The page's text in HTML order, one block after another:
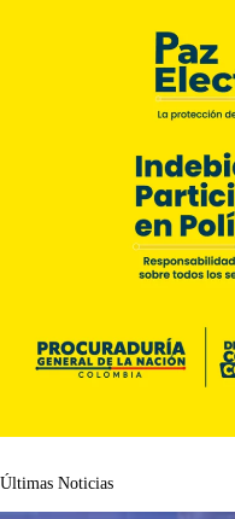
Últimas Noticias